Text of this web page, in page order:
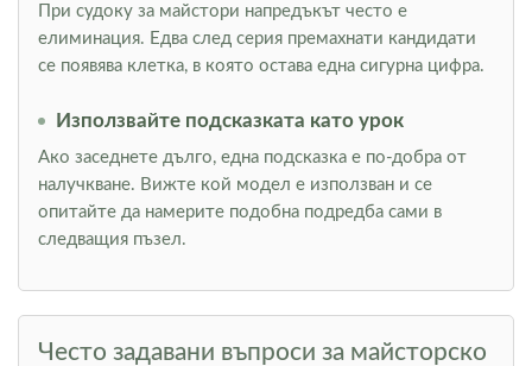
При судоку за майстори напредъкът често е
елиминация. Едва след серия премахнати кандидати
се появява клетка, в която остава една сигурна цифра.
Използвайте подсказката като урок
Ако заседнете дълго, една подсказка е по-добра от
налучкване. Вижте кой модел е използван и се
опитайте да намерите подобна подредба сами в
следващия пъзел.
Често задавани въпроси за майсторско